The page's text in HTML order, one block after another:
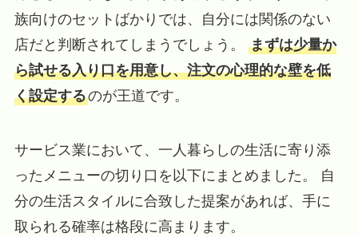
族向けのセットばかりでは、自分には関係のない
店だと判断されてしまうでしょう。 まずは少量か
ら試せる入り口を用意し、注文の心理的な壁を低
く設定するのが王道です。
サービス業において、一人暮らしの生活に寄り添
ったメニューの切り口を以下にまとめました。 自
分の生活スタイルに合致した提案があれば、手に
取られる確率は格段に高まります。